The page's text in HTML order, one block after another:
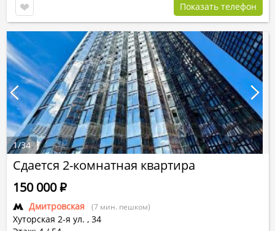
Показать телефон
Сдается 2-комнатная квартира
Дмитровская (7 мин. пешком)
Хуторская 2-я ул. , 34
150 000Р
1/34